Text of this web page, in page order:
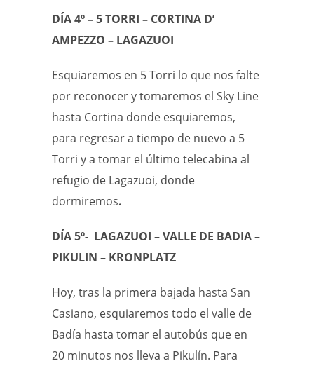
DÍA 4º – 5 TORRI – CORTINA D’
AMPEZZO – LAGAZUOI
Esquiaremos en 5 Torri lo que nos falte
por reconocer y tomaremos el Sky Line
hasta Cortina donde esquiaremos,
para regresar a tiempo de nuevo a 5
Torri y a tomar el último telecabina al
refugio de Lagazuoi, donde
dormiremos.
DÍA 5º- LAGAZUOI – VALLE DE BADIA –
PIKULIN – KRONPLATZ
Hoy, tras la primera bajada hasta San
Casiano, esquiaremos todo el valle de
Badía hasta tomar el autobús que en
20 minutos nos lleva a Pikulín. Para